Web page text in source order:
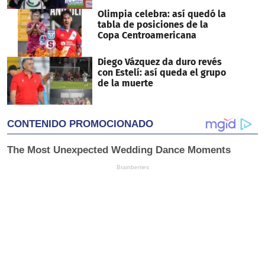
Olimpia celebra: así quedó la
tabla de posiciones de la
Copa Centroamericana
Diego Vázquez da duro revés
con Estelí: así queda el grupo
de la muerte